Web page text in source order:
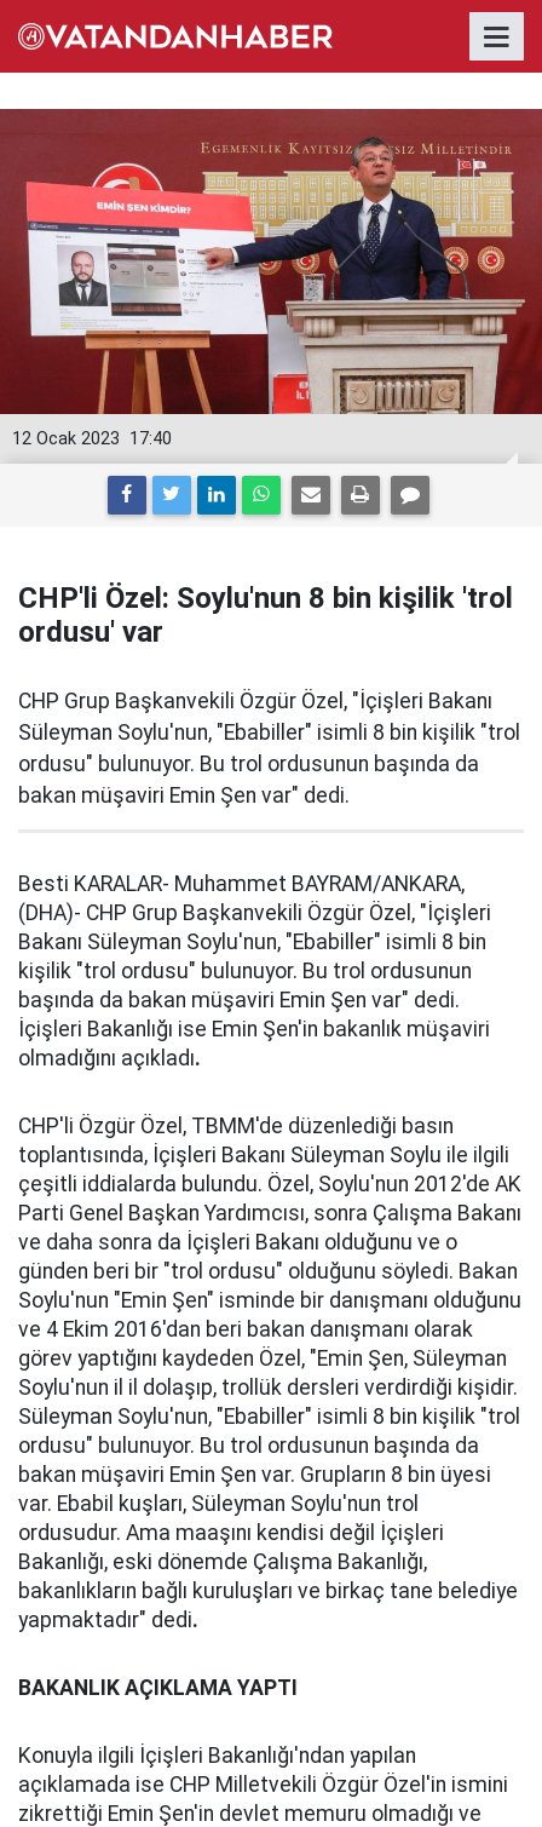
17:40
12 Ocak 2023
CHP'li Özel: Soylu'nun 8 bin kişilik 'trol
ordusu' var
CHP Grup Başkanvekili Özgür Özel, "İçişleri Bakanı
Süleyman Soylu'nun, "Ebabiller" isimli 8 bin kişilik "trol
ordusu" bulunuyor. Bu trol ordusunun başında da
bakan müşaviri Emin Şen var" dedi.
Besti KARALAR- Muhammet BAYRAM/ANKARA,
(DHA)- CHP Grup Başkanvekili Özgür Özel, "İçişleri
Bakanı Süleyman Soylu'nun, "Ebabiller" isimli 8 bin
kişilik "trol ordusu" bulunuyor. Bu trol ordusunun
başında da bakan müşaviri Emin Şen var" dedi.
İçişleri Bakanlığı ise Emin Şen'in bakanlık müşaviri
olmadığını açıkladı.
CHP'li Özgür Özel, TBMM'de düzenlediği basın
toplantısında, İçişleri Bakanı Süleyman Soylu ile ilgili
çeşitli iddialarda bulundu. Özel, Soylu'nun 2012'de AK
Parti Genel Başkan Yardımcısı, sonra Çalışma Bakanı
ve daha sonra da İçişleri Bakanı olduğunu ve o
günden beri bir "trol ordusu" olduğunu söyledi. Bakan
Soylu'nun "Emin Şen" isminde bir danışmanı olduğunu
ve 4 Ekim 2016'dan beri bakan danışmanı olarak
görev yaptığını kaydeden Özel, "Emin Şen, Süleyman
Soylu'nun il il dolaşıp, trollük dersleri verdirdiği kişidir.
Süleyman Soylu'nun, "Ebabiller" isimli 8 bin kişilik "trol
ordusu" bulunuyor. Bu trol ordusunun başında da
bakan müşaviri Emin Şen var. Grupların 8 bin üyesi
var. Ebabil kuşları, Süleyman Soylu'nun trol
ordusudur. Ama maaşını kendisi değil İçişleri
Bakanlığı, eski dönemde Çalışma Bakanlığı,
bakanlıkların bağlı kuruluşları ve birkaç tane belediye
yapmaktadır" dedi.
BAKANLIK AÇIKLAMA YAPTI
Konuyla ilgili İçişleri Bakanlığı'ndan yapılan
açıklamada ise CHP Milletvekili Özgür Özel'in ismini
zikrettiği Emin Şen'in devlet memuru olmadığı ve